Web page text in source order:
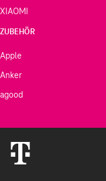
XIAOMI
ZUBEHÖR
Apple
Anker
agood